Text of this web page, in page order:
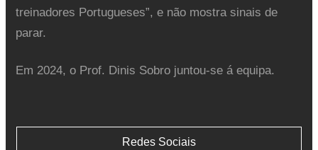
treinadores Portugueses”, e não mostra sinais de
parar.
Em 2024, o Prof. Dinis Sobro juntou-se á equipa.
Redes Sociais